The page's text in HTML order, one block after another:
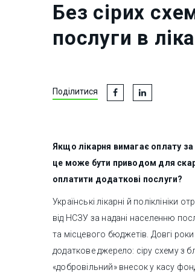
Без сірих
послуги в
Подiлитися
Якщо лікарня вимагає оплату
це може бути приводом для
оплатити додаткові послуги?
Українські лікарні й поліклініки
від НСЗУ за надані населенню
та місцевого бюджетів. Довгі
додаткове джерело: сіру схему з
«добровільний» внесок у касу